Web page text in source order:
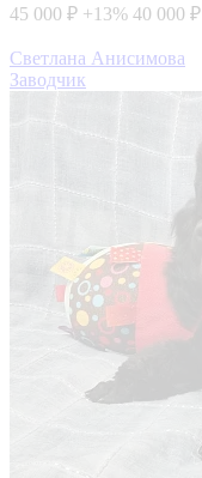
45 000 ₽ +13% 40 000 ₽
Светлана Анисимова
Заводчик